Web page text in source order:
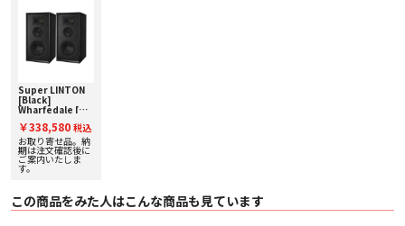
ることで高音ユニットの共振周波数がクロスオーバー領域よりも低い。
高音のディテールとハーモニクスを十分に発揮。ドーム周辺のショートボーン
プロファイルの見直しによりアッパーミッドレンジまでスムーズなレスポンス
を実現。新しいフロントプレートデザインにより広域の拡散性を引き上げてい
ます。
ケブラー素材の135ｍｍはLINTONと同等ですが構造に改良を加えています。コ
ーン後部からの逆波を打ち消すため長毛ファイバーを段階的に重ね、ゆったり
としたプロポーションの円筒形のチャンバーユニットに収められています。
このため3つのドライブユニットがクリーン且つシームレス統合され楽器やボ
ーカルがリアルに描写されています。またスケール感や表現力、トランジェン
トインパクトが得られます。
Woofer Unit
の200ｍｍはLINTONと同じですが、マグネット強度を上げパワフルなモーター
システムを構築した結果、再生低域が32Hzまで伸び低域コントロールとイン
Super LINTON
[Black]
Wharfedale [ワ
ックシェルフスピ
ーカー [ペア] 下取
り査定額20%アッ
プ実施中！
￥338,580 税込
お取り寄せ品。納
期は注文確認後に
ご案内いたしま
す。
この商品をみた人はこんな商品も見ています